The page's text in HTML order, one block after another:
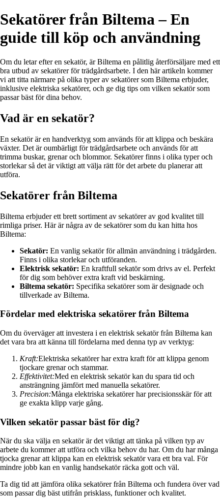
Sekatörer från Biltema – En
guide till köp och användning
Om du letar efter en sekatör, är Biltema en pålitlig återförsäljare med ett
bra utbud av sekatörer för trädgårdsarbete. I den här artikeln kommer
vi att titta närmare på olika typer av sekatörer som Biltema erbjuder,
inklusive elektriska sekatörer, och ge dig tips om vilken sekatör som
passar bäst för dina behov.
Vad är en sekatör?
En sekatör är en handverktyg som används för att klippa och beskära
växter. Det är oumbärligt för trädgårdsarbete och används för att
trimma buskar, grenar och blommor. Sekatörer finns i olika typer och
storlekar så det är viktigt att välja rätt för det arbete du planerar att
utföra.
Sekatörer från Biltema
Biltema erbjuder ett brett sortiment av sekatörer av god kvalitet till
rimliga priser. Här är några av de sekatörer som du kan hitta hos
Biltema:
Sekatör: En vanlig sekatör för allmän användning i trädgården.
Finns i olika storlekar och utföranden.
Elektrisk sekatör: En kraftfull sekatör som drivs av el. Perfekt
för dig som behöver extra kraft vid beskärning.
Biltema sekatör: Specifika sekatörer som är designade och
tillverkade av Biltema.
Fördelar med elektriska sekatörer från Biltema
Om du överväger att investera i en elektrisk sekatör från Biltema kan
det vara bra att känna till fördelarna med denna typ av verktyg:
Kraft:Elektriska sekatörer har extra kraft för att klippa genom
tjockare grenar och stammar.
Effektivitet:Med en elektrisk sekatör kan du spara tid och
ansträngning jämfört med manuella sekatörer.
Precision:Många elektriska sekatörer har precisionsskär för att
ge exakta klipp varje gång.
Vilken sekatör passar bäst för dig?
När du ska välja en sekatör är det viktigt att tänka på vilken typ av
arbete du kommer att utföra och vilka behov du har. Om du har många
tjocka grenar att klippa kan en elektrisk sekatör vara ett bra val. För
mindre jobb kan en vanlig handsekatör räcka gott och väl.
Ta dig tid att jämföra olika sekatörer från Biltema och fundera över vad
som passar dig bäst utifrån prisklass, funktioner och kvalitet.